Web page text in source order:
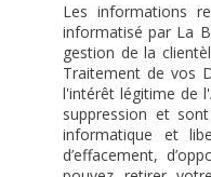
Les informations
informatisé par La
gestion de la
Traitement de vos
l'intérêt légitime de
suppression et
informatique et
d’effacement,